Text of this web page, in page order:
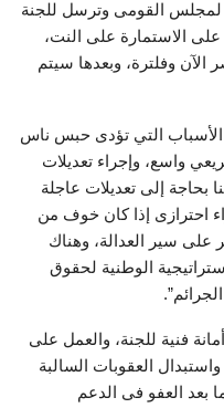
القومى وترسل للجنة
الاستمارة على النت،
الآن وفلترة، وبعدها سيتم
الأسباب التي تؤدى حبس ناس
واسع، وإجراء تعديلات
بحاجة إلى تعديلات عاجلة
احترازى إذا كان خوف من
على سير العدالة، وهناك
الوطنية لحقوق
فنية للجنة، والعمل على
العقوبات السالبة
بعد العفو فى الدعم